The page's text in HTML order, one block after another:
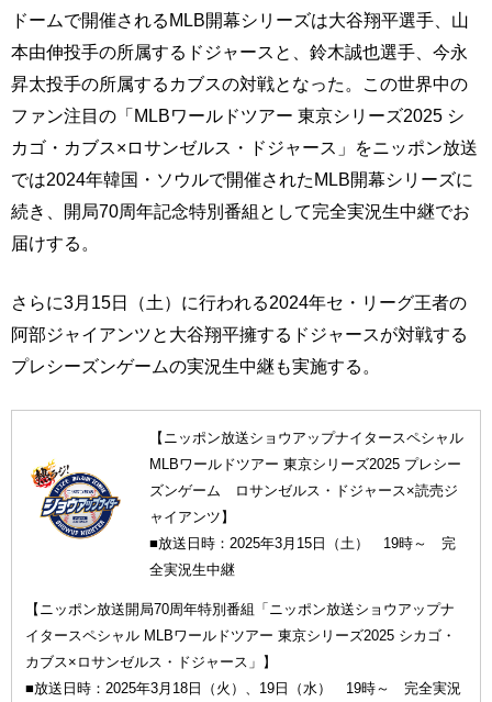
ドームで開催されるMLB開幕シリーズは大谷翔平選手、山
本由伸投手の所属するドジャースと、鈴木誠也選手、今永
昇太投手の所属するカブスの対戦となった。この世界中の
ファン注目の「MLBワールドツアー 東京シリーズ2025 シ
カゴ・カブス×ロサンゼルス・ドジャース」をニッポン放送
では2024年韓国・ソウルで開催されたMLB開幕シリーズに
続き、開局70周年記念特別番組として完全実況生中継でお
届けする。
さらに3月15日（土）に行われる2024年セ・リーグ王者の
阿部ジャイアンツと大谷翔平擁するドジャースが対戦する
プレシーズンゲームの実況生中継も実施する。
【ニッポン放送ショウアップナイタースペシャル
MLBワールドツアー 東京シリーズ2025 プレシー
ズンゲーム ロサンゼルス・ドジャース×読売ジ
ャイアンツ】
■放送日時：2025年3月15日（土） 19時～ 完
全実況生中継
【ニッポン放送開局70周年特別番組「ニッポン放送ショウアップナ
イタースペシャル MLBワールドツアー 東京シリーズ2025 シカゴ・
カブス×ロサンゼルス・ドジャース」】
■放送日時：2025年3月18日（火）、19日（水） 19時～ 完全実況